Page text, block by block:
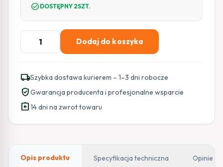
check_circle DOSTĘPNY 2SZT.
ilość
SWITCH
TL-
SG3452XP
Dodaj do koszyka
local_shippingSzybka dostawa kurierem – 1–3 dni robocze
verified_userGwarancja producenta i profesjonalne wsparcie
assignment_return14 dni na zwrot towaru
Opis produktu Specyfikacja techniczna Opinie